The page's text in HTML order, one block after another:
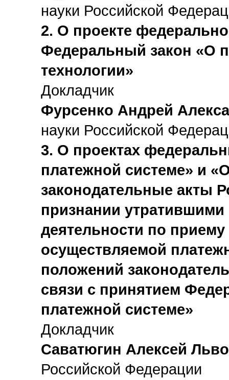
науки Российской
2. О проекте
Федеральный закон «О
технологии»
Докладчик
Фурсенко Андрей
науки Российской
3. О проектах
платежной системе» и
законодательные акты
признании
деятельности по
осуществляемой
положений
связи с принятием
платежной системе»
Докладчик
Саватюгин Алексей
Российской Федерации